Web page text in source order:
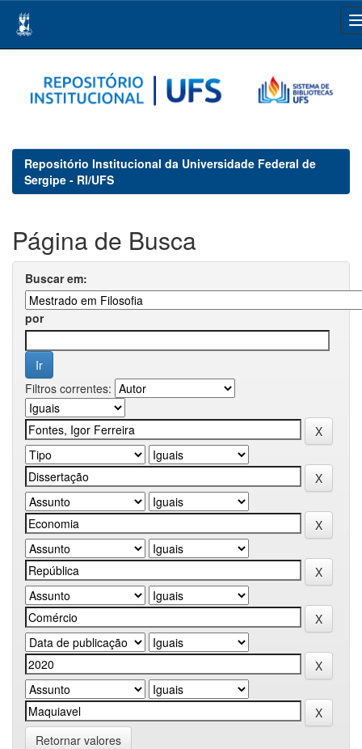
navigation
Repositório Institucional da Universidade Federal de
Sergipe - RI/UFS
Página de Busca
Buscar em:
por
Filtros correntes:
Retornar valores